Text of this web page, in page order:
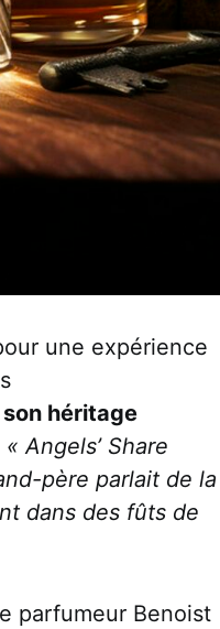
une expérience
héritage
« Angels’ Share
père parlait de la
dans des fûts de
parfumeur Benoist